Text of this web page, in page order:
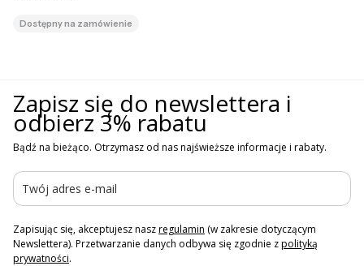
Dostępny na zamówienie
Zapisz się do newslettera i
odbierz 3% rabatu
Bądź na bieżąco. Otrzymasz od nas najświeższe informacje i rabaty.
Zapisując się, akceptujesz naszregulamin (w zakresie dotyczącym
Newslettera). Przetwarzanie danych odbywa się zgodnie zpolityką
prywatności.